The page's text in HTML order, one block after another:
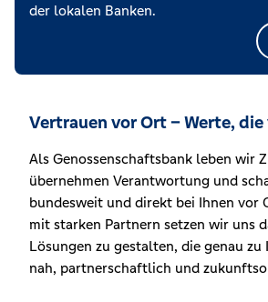
der lokalen Banken.
Vertrauen vor Ort – Werte,
Als Genossenschaftsbank leben wir
übernehmen Verantwortung und
bundesweit und direkt bei Ihnen vor
mit starken Partnern setzen wir uns
Lösungen zu gestalten, die genau zu
nah, partnerschaftlich und